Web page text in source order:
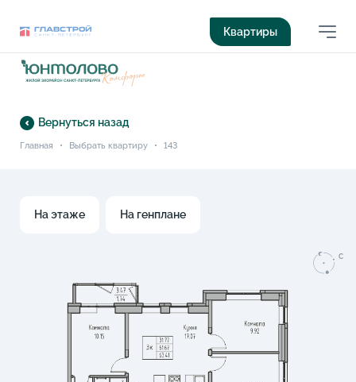
Квартиры
Вернуться назад
Главная • Выбрать квартиру • 143
На этаже На генплане
C